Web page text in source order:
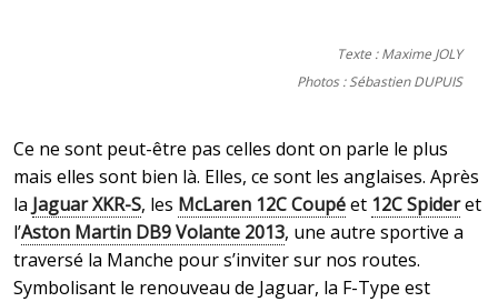
Texte : Maxime JOLY
Photos : Sébastien DUPUIS
Ce ne sont peut-être pas celles dont on parle le plus
mais elles sont bien là. Elles, ce sont les anglaises. Après
la Jaguar XKR-S, les McLaren 12C Coupéet 12C Spideret
l’Aston Martin DB9 Volante 2013, une autre sportive a
traversé la Manche pour s’inviter sur nos routes.
Symbolisant le renouveau de Jaguar, la F-Type est